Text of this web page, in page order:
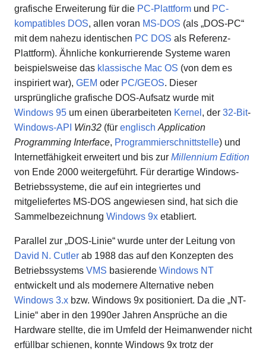
grafische Erweiterung für die PC-Plattform und PC-
kompatibles DOS, allen voran MS-DOS (als „DOS-PC“
mit dem nahezu identischen PC DOS als Referenz-
Plattform). Ähnliche konkurrierende Systeme waren
beispielsweise das klassische Mac OS (von dem es
inspiriert war), GEM oder PC/GEOS. Dieser
ursprüngliche grafische DOS-Aufsatz wurde mit
Windows 95 um einen überarbeiteten Kernel , der 32-Bit-
Windows-API Win32 (für englisch Application
Programming Interface, Programmierschnittstelle) und
Internetfähigkeit erweitert und bis zur Millennium Edition
von Ende 2000 weitergeführt. Für derartige Windows-
Betriebssysteme, die auf ein integriertes und
mitgeliefertes MS-DOS angewiesen sind, hat sich die
Sammelbezeichnung Windows 9x etabliert.
Parallel zur „DOS-Linie“ wurde unter der Leitung von
David N. Cutler ab 1988 das auf den Konzepten des
Betriebssystems VMS basierende Windows NT
entwickelt und als modernere Alternative neben
Windows 3.x bzw. Windows 9x positioniert. Da die „NT-
Linie“ aber in den 1990er Jahren Ansprüche an die
Hardware stellte, die im Umfeld der Heimanwender nicht
erfüllbar schienen, konnte Windows 9x trotz der